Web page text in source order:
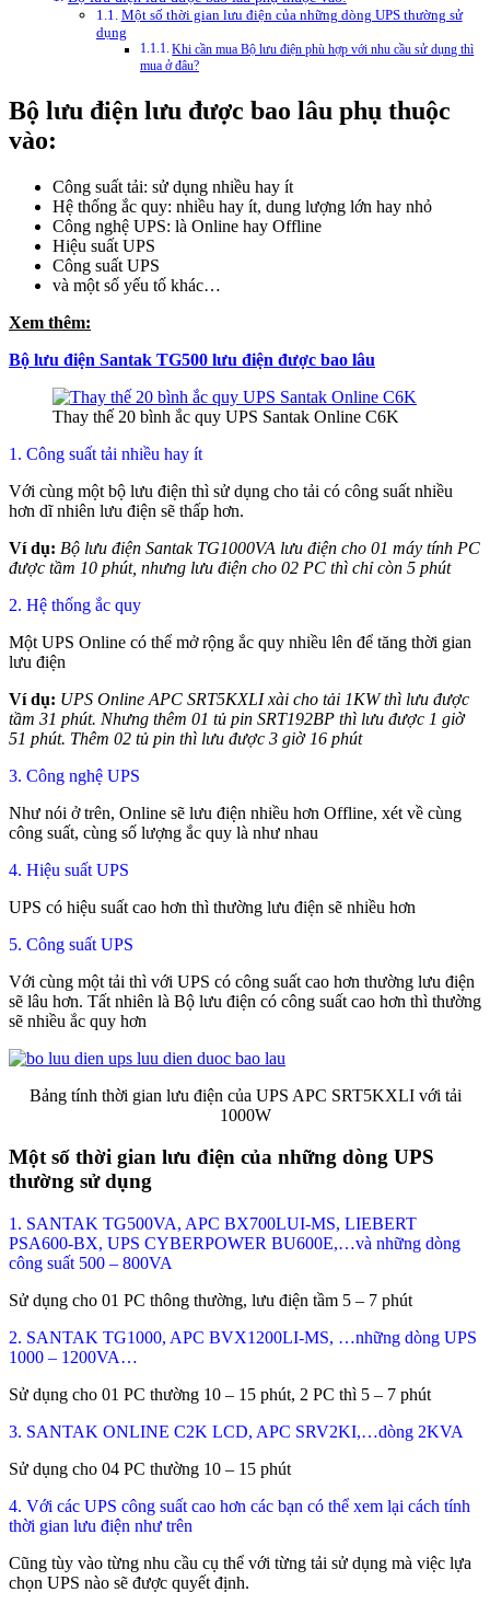
Một số thời gian lưu điện của những dòng UPS thường sử
dụng
Khi cần mua Bộ lưu điện phù hợp với nhu cầu sử dụng thì
mua ở đâu?
Bộ lưu điện lưu được bao lâu phụ thuộc
vào:
Công suất tải: sử dụng nhiều hay ít
Hệ thống ắc quy: nhiều hay ít, dung lượng lớn hay nhỏ
Công nghệ UPS: là Online hay Offline
Hiệu suất UPS
Công suất UPS
và một số yếu tố khác…
Xem thêm:
Bộ lưu điện Santak TG500 lưu điện được bao lâu
Thay thế 20 bình ắc quy UPS Santak Online C6K
1. Công suất tải nhiều hay ít
Với cùng một bộ lưu điện thì sử dụng cho tải có công suất nhiều
hơn dĩ nhiên lưu điện sẽ thấp hơn.
Ví dụ: Bộ lưu điện Santak TG1000VA lưu điện cho 01 máy tính PC
được tầm 10 phút, nhưng lưu điện cho 02 PC thì chỉ còn 5 phút
2. Hệ thống ắc quy
Một UPS Online có thể mở rộng ắc quy nhiều lên để tăng thời gian
lưu điện
Ví dụ: UPS Online APC SRT5KXLI xài cho tải 1KW thì lưu được
tầm 31 phút. Nhưng thêm 01 tủ pin SRT192BP thì lưu được 1 giờ
51 phút. Thêm 02 tủ pin thì lưu được 3 giờ 16 phút
3. Công nghệ UPS
Như nói ở trên, Online sẽ lưu điện nhiều hơn Offline, xét về cùng
công suất, cùng số lượng ắc quy là như nhau
4. Hiệu suất UPS
UPS có hiệu suất cao hơn thì thường lưu điện sẽ nhiều hơn
5. Công suất UPS
Với cùng một tải thì với UPS có công suất cao hơn thường lưu điện
sẽ lâu hơn. Tất nhiên là Bộ lưu điện có công suất cao hơn thì thường
sẽ nhiều ắc quy hơn
Bảng tính thời gian lưu điện của UPS APC SRT5KXLI với tải
1000W
Một số thời gian lưu điện của những dòng UPS
thường sử dụng
1. SANTAK TG500VA, APC BX700LUI-MS, LIEBERT
PSA600-BX, UPS CYBERPOWER BU600E,…và những dòng
công suất 500 – 800VA
Sử dụng cho 01 PC thông thường, lưu điện tầm 5 – 7 phút
2. SANTAK TG1000, APC BVX1200LI-MS, …những dòng UPS
1000 – 1200VA…
Sử dụng cho 01 PC thường 10 – 15 phút, 2 PC thì 5 – 7 phút
3. SANTAK ONLINE C2K LCD, APC SRV2KI,…dòng 2KVA
Sử dụng cho 04 PC thường 10 – 15 phút
4. Với các UPS công suất cao hơn các bạn có thể xem lại cách tính
thời gian lưu điện như trên
Cũng tùy vào từng nhu cầu cụ thể với từng tải sử dụng mà việc lựa
chọn UPS nào sẽ được quyết định.